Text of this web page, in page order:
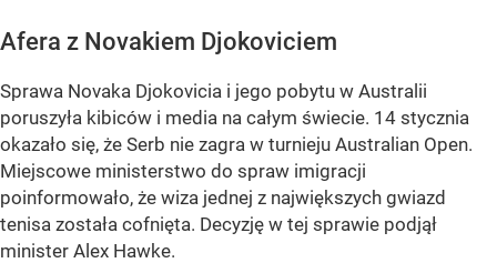
Afera z Novakiem Djokoviciem
Sprawa Novaka Djokovicia i jego pobytu w Australii
poruszyła kibiców i media na całym świecie. 14 stycznia
okazało się, że Serb nie zagra w turnieju Australian Open.
Miejscowe ministerstwo do spraw imigracji
poinformowało, że wiza jednej z największych gwiazd
tenisa została cofnięta. Decyzję w tej sprawie podjął
minister Alex Hawke.